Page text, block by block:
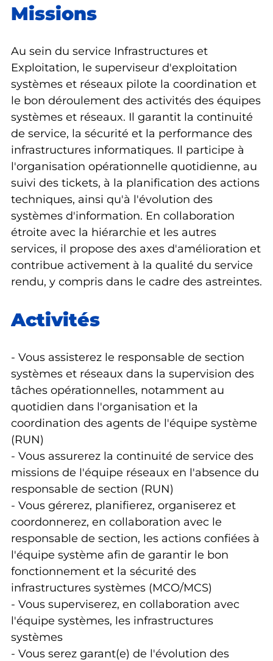
Missions
Au sein du service Infrastructures et
Exploitation, le superviseur d'exploitation
systèmes et réseaux pilote la coordination et
le bon déroulement des activités des équipes
systèmes et réseaux. Il garantit la continuité
de service, la sécurité et la performance des
infrastructures informatiques. Il participe à
l'organisation opérationnelle quotidienne, au
suivi des tickets, à la planification des actions
techniques, ainsi qu'à l'évolution des
systèmes d'information. En collaboration
étroite avec la hiérarchie et les autres
services, il propose des axes d'amélioration et
contribue activement à la qualité du service
rendu, y compris dans le cadre des astreintes.
Activités
- Vous assisterez le responsable de section
systèmes et réseaux dans la supervision des
tâches opérationnelles, notamment au
quotidien dans l'organisation et la
coordination des agents de l'équipe système
(RUN)
- Vous assurerez la continuité de service des
missions de l'équipe réseaux en l'absence du
responsable de section (RUN)
- Vous gérerez, planifierez, organiserez et
coordonnerez, en collaboration avec le
responsable de section, les actions confiées à
l'équipe système afin de garantir le bon
fonctionnement et la sécurité des
infrastructures systèmes (MCO/MCS)
- Vous superviserez, en collaboration avec
l'équipe systèmes, les infrastructures
systèmes
- Vous serez garant(e) de l'évolution des